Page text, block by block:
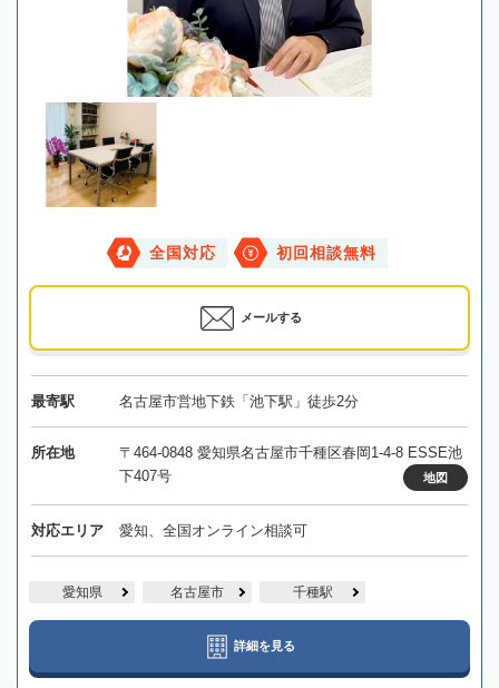
全国対応 初回相談無料
メールする
最寄駅 名古屋市営地下鉄「池下駅」徒歩2分
所在地
〒464-0848 愛知県名古屋市千種区春岡1-4-8 ESSE池
下407号
地図
対応エリア 愛知、全国オンライン相談可
愛知県 名古屋市 千種駅
詳細を見る